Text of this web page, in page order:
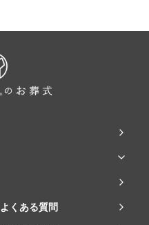
よくある質問